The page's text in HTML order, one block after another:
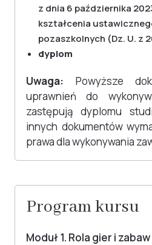
z dnia 6 października
kształcenia
pozaszkolnych (Dz. U. z
dyplom
Uwaga: Powyższe
uprawnień do
zastępują dyplomu
innych dokumentów
prawa dla wykonywania
Program kursu
Moduł 1. Rola gier i